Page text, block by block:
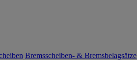
Bremsscheiben- & Bremsbelagsätze